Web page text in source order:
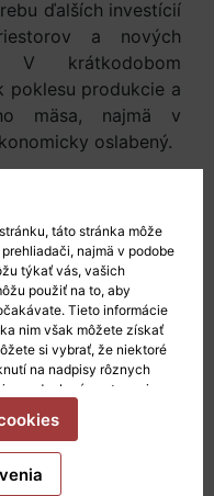
ďalších investícií
a nových
V krátkodobom
produkcie a
mäsa, najmä v
oslabený.
ktorí sa na
včas, môžu
najmä v segmente
dodávkach pre
otázky pôvodu a
tak pre EÚ
pravidiel, ale ďalší
budúcnosť chovu
uberať smerom k
táto stránka môže
najmä v podobe
týkať vás, vašich
použiť na to, aby
Tieto informácie
nim však môžete získať
si vybrať, že niektoré
na nadpisy rôznych
predvolené nastavenia.
súborov cookies
a služby, ktoré vám